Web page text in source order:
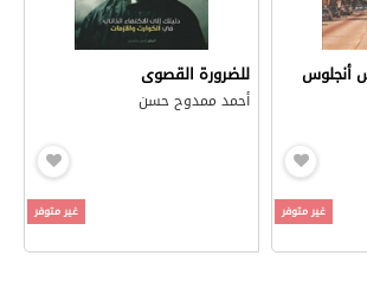
أنجلوس
غير متوفر
للضرورة القصوى
أحمد ممدوح حسن
غير متوفر